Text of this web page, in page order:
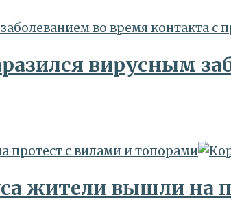
во время контакта с
вирусным
протест с вилами и топорами
жители вышли на